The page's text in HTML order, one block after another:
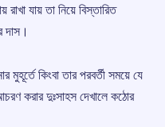
যায় তা নিয়ে বিস্তারিত
কিংবা তার পরবর্তী সময়ে যে
করার দুঃসাহস দেখালে কঠোর